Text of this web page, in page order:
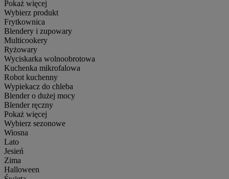
Pokaż więcej
Wybierz produkt
Frytkownica
Blendery i zupowary
Multicookery
Ryżowary
Wyciskarka wolnoobrotowa
Kuchenka mikrofalowa
Robot kuchenny
Wypiekacz do chleba
Blender o dużej mocy
Blender ręczny
Pokaż więcej
Wybierz sezonowe
Wiosna
Lato
Jesień
Zima
Halloween